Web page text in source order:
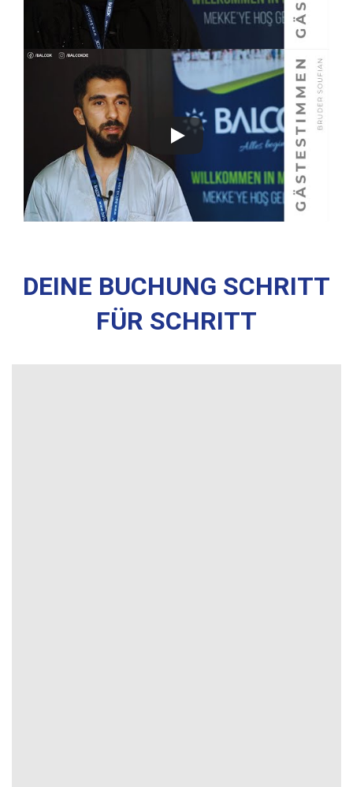
DEINE BUCHUNG SCHRITT
FÜR SCHRITT